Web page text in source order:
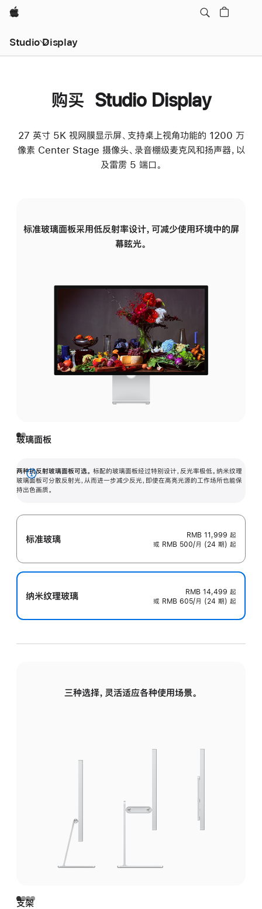
Apple
Studio Display
购买 Studio Display
27 英寸 5K 视网膜显示屏、支持桌上视角功能的 1200 万
像素 Center Stage 摄像头、录音棚级麦克风和扬声器，以
及雷雳 5 端口。
标准玻璃面板采用低反射率设计，可减少使用环境中的屏
幕眩光。
玻璃面板
两种抗反射玻璃面板可选。 标配的玻璃面板经过特别设计，反光率极低。纳米纹理
玻璃面板可分散反射光，从而进一步减少反光，即使在高亮光源的工作场所也能保
持出色画质。
展
开
标准玻璃 RMB 11,999 起
或 RMB 500/月 (24 期) 起
纳米纹理玻璃 RMB 14,499 起
或 RMB 605/月 (24 期) 起
三种选择，灵活适应各种使用场景。
支架